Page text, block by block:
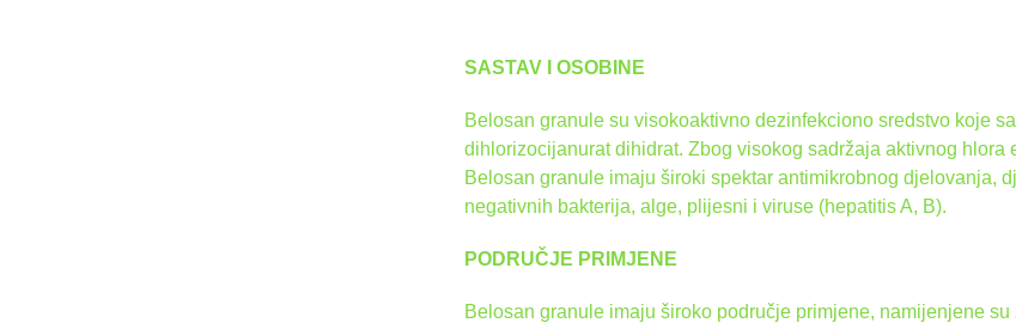
SASTAV I OSOBINE
Belosan granule su visokoaktivno dezinfekciono sredstvo koje
dihlorizocijanurat dihidrat. Zbog visokog sadržaja aktivnog
Belosan granule imaju široki spektar antimikrobnog djelovanja,
negativnih bakterija, alge, plijesni i viruse (hepatitis A, B).
PODRUČJE PRIMJENE
Belosan granule imaju široko područje primjene, namijenjene